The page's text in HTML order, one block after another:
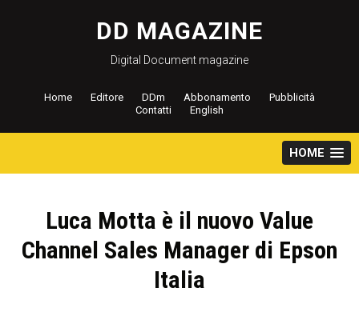
contenuto
DD MAGAZINE
Digital Document magazine
Home Editore DDm Abbonamento
Pubblicità
Contatti
English
HOME
Luca Motta è il nuovo Value
Channel Sales Manager di Epson
Italia